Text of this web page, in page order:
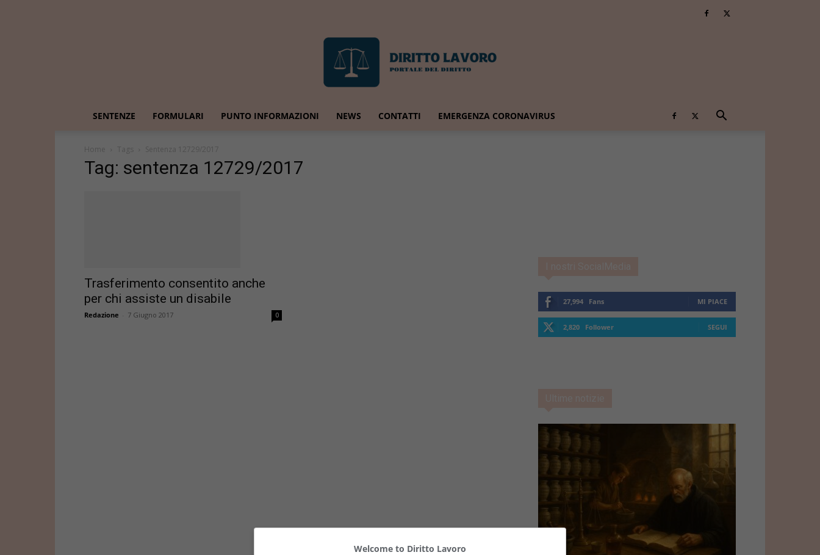
Diritto
SENTENZE FORMULARI PUNTO INFORMAZIONI NEWS CONTATTI EMERGENZA CORONAVIRUS
Home Tags Sentenza 12729/2017
Tag: sentenza 12729/2017
Trasferimento consentito anche
per chi assiste un disabile
Redazione 7 Giugno 2017 0
27,994 Fans MI PIACE
2,820 Follower SEGUI
Welcome to Diritto Lavoro